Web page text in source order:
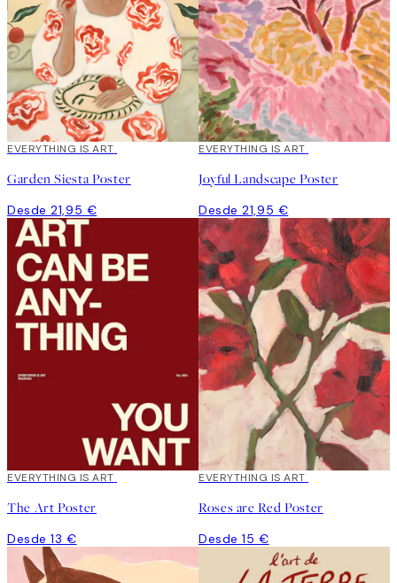
EVERYTHING IS ART
Garden Siesta Poster
Desde 21,95 €
EVERYTHING IS ART
Joyful Landscape Poster
Desde 21,95 €
EVERYTHING IS ART
The Art Poster
Desde 13 €
EVERYTHING IS ART
Roses are Red Poster
Desde 15 €